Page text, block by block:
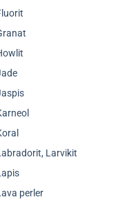
Larvikit
perler